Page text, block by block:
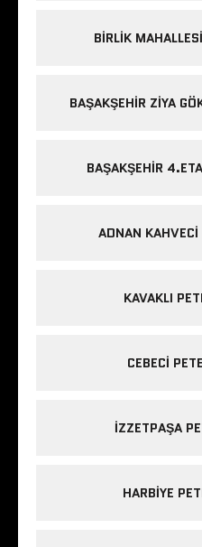
BIRLIK
BAŞAKŞEHIR ZIYA
BAŞAKŞEHIR
ADNAN
KAVAKLI
CEBECI
IZZETPAŞA
HARBIYE